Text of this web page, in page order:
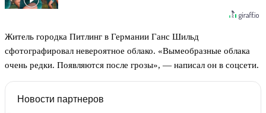
Житель городка Питлинг в Германии Ганс Шильд
сфотографировал невероятное облако. «Вымеобразные облака
очень редки. Появляются после грозы», — написал он в соцсети.
Новости партнеров